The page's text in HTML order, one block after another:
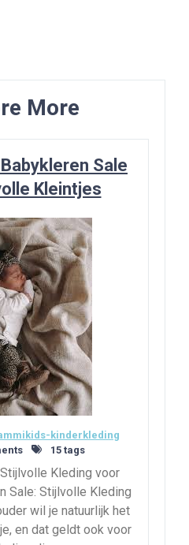
More
Sale
Kleintjes
kinderkleding
15 tags
Kleding voor
Sale: Stijlvolle Kleding
wil je natuurlijk het
en dat geldt ook voor